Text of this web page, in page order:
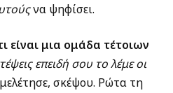
να ψηφίσει.
είναι μια ομάδα τέτοιων
επειδή σου το λέμε οι
σκέψου. Ρώτα τη